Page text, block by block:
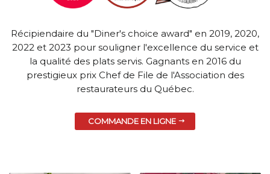
Récipiendaire du "Diner's choice award" en 2019, 2020,
2022 et 2023 pour souligner l'excellence du service et
la qualité des plats servis. Gagnants en 2016 du
prestigieux prix Chef de File de l'Association des
restaurateurs du Québec.
COMMANDE EN LIGNE